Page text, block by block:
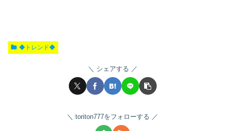
◆トレンド◆
シェアする
toriton777をフォローする